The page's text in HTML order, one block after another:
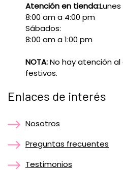
Atención en tienda:
8:00 am a 4:00 pm
Sábados:
8:00 am a 1:00 pm
NOTA:No hay atención
festivos.
Enlaces de interés
Nosotros
Preguntas frecuentes
Testimonios